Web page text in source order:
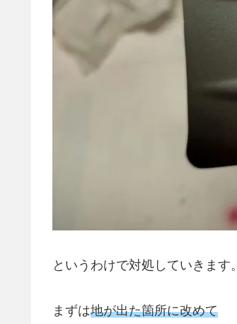
というわけで対処していきます。
まずは地が出た箇所に改めて